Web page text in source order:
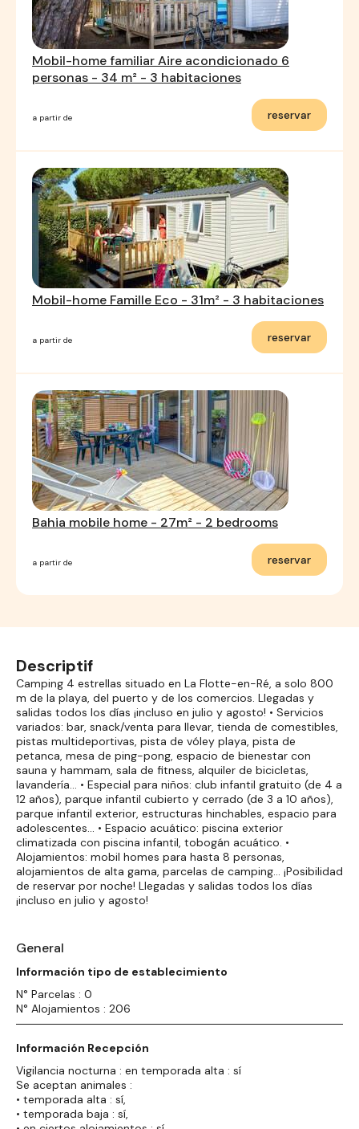
Mobil-home familiar Aire acondicionado 6
personas - 34 m² - 3 habitaciones
a partir de reservar
Mobil-home Famille Eco - 31m² - 3 habitaciones
a partir de reservar
Bahia mobile home - 27m² - 2 bedrooms
a partir de reservar
Descriptif
Camping 4 estrellas situado en La Flotte-en-Ré, a solo 800
m de la playa, del puerto y de los comercios. Llegadas y
salidas todos los días ¡incluso en julio y agosto! • Servicios
variados: bar, snack/venta para llevar, tienda de comestibles,
pistas multideportivas, pista de vóley playa, pista de
petanca, mesa de ping-pong, espacio de bienestar con
sauna y hammam, sala de fitness, alquiler de bicicletas,
lavandería… • Especial para niños: club infantil gratuito (de 4 a
12 años), parque infantil cubierto y cerrado (de 3 a 10 años),
parque infantil exterior, estructuras hinchables, espacio para
adolescentes... • Espacio acuático: piscina exterior
climatizada con piscina infantil, tobogán acuático. •
Alojamientos: mobil homes para hasta 8 personas,
alojamientos de alta gama, parcelas de camping... ¡Posibilidad
de reservar por noche! Llegadas y salidas todos los días
¡incluso en julio y agosto!
General
Información tipo de establecimiento
N° Parcelas : 0
N° Alojamientos : 206
Información Recepción
Vigilancia nocturna : en temporada alta : sí
Se aceptan animales :
• temporada alta : sí,
• temporada baja : sí,